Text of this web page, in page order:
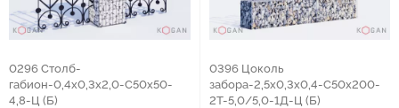
0296 Столб-
габион-0,4х0,3х2,0-С50х50-
4,8-Ц (Б)
0396 Цоколь
забора-2,5х0,3х0,4-С50х200-
2Т-5,0/5,0-1Д-Ц (Б)